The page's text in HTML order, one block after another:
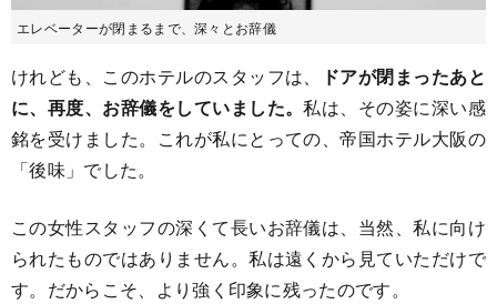
エレベーターが閉まるまで、深々とお辞儀
けれども、このホテルのスタッフは、
ドアが閉まったあと
に、再度、お辞儀をしていました。私は、その姿に深い感
銘を受けました。これが私にとっての、帝国ホテル大阪の
「後味」でした。
この女性スタッフの深くて長いお辞儀は、当然、私に向け
られたものではありません。私は遠くから見ていただけで
す。だからこそ、より強く印象に残ったのです。